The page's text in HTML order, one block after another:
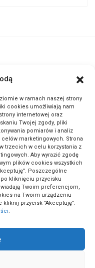
w ramach naszej strony
cookies umożliwiają nam
internetowej oraz
Twojej zgody, pliki
pomiarów i analiz
marketingowych. Strona
trzecich w celu korzystania z
Aby wyrazić zgodę
plików cookies wszystkich
Poszczególne
kliknięciu przycisku
Twoim preferencjom,
na Twoim urządzeniu
kliknij przycisk "Akceptuję".
.
do naszej społeczności,
GENIALNYCH